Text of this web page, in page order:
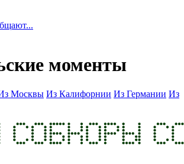
моменты
Москвы Из Калифорнии Из Германии Из